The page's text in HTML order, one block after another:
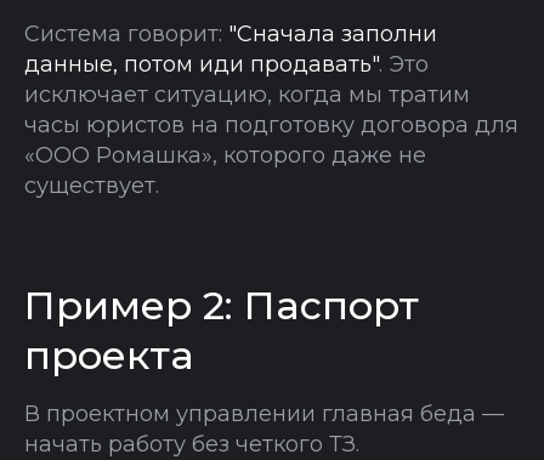
Система говорит: "Сначала заполни
данные, потом иди продавать". Это
исключает ситуацию, когда мы тратим
часы юристов на подготовку договора для
«ООО Ромашка», которого даже не
существует.
Пример 2: Паспорт
проекта
В проектном управлении главная беда —
начать работу без четкого ТЗ.